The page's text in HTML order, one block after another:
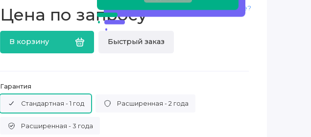
Цена по запросу
В корзину Быстрый заказ
Нашли дешевле?
Гарантия
Стандартная - 1 год Расширенная - 2 года
Расширенная - 3 года